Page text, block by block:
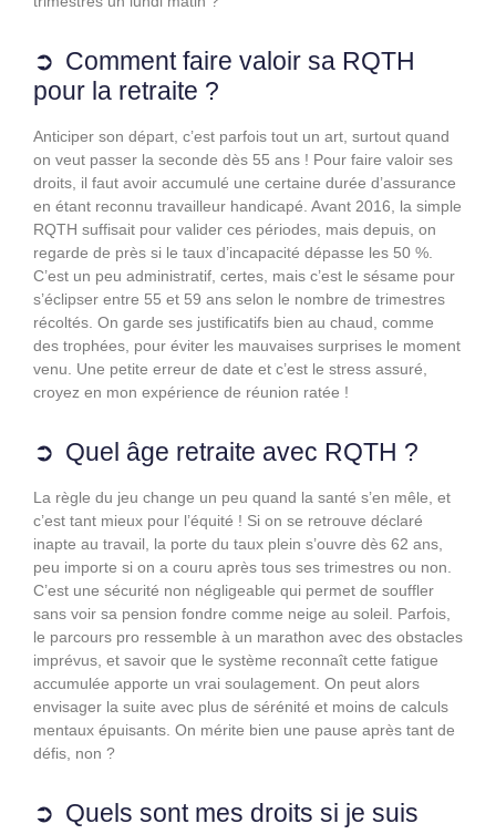
Comment faire valoir sa RQTH
pour la retraite ?
Anticiper son départ, c’est parfois tout un art, surtout quand
on veut passer la seconde dès 55 ans ! Pour faire valoir ses
droits, il faut avoir accumulé une certaine durée d’assurance
en étant reconnu travailleur handicapé. Avant 2016, la simple
RQTH suffisait pour valider ces périodes, mais depuis, on
regarde de près si le taux d’incapacité dépasse les 50 %.
C’est un peu administratif, certes, mais c’est le sésame pour
s’éclipser entre 55 et 59 ans selon le nombre de trimestres
récoltés. On garde ses justificatifs bien au chaud, comme
des trophées, pour éviter les mauvaises surprises le moment
venu. Une petite erreur de date et c’est le stress assuré,
croyez en mon expérience de réunion ratée !
Quel âge retraite avec RQTH ?
La règle du jeu change un peu quand la santé s’en mêle, et
c’est tant mieux pour l’équité ! Si on se retrouve déclaré
inapte au travail, la porte du taux plein s’ouvre dès 62 ans,
peu importe si on a couru après tous ses trimestres ou non.
C’est une sécurité non négligeable qui permet de souffler
sans voir sa pension fondre comme neige au soleil. Parfois,
le parcours pro ressemble à un marathon avec des obstacles
imprévus, et savoir que le système reconnaît cette fatigue
accumulée apporte un vrai soulagement. On peut alors
envisager la suite avec plus de sérénité et moins de calculs
mentaux épuisants. On mérite bien une pause après tant de
défis, non ?
Quels sont mes droits si je suis